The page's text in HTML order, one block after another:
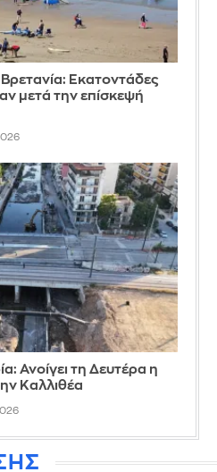
Εκατοντάδες
μετά την επίσκεψή
Ανοίγει τη Δευτέρα η
Καλλιθέα